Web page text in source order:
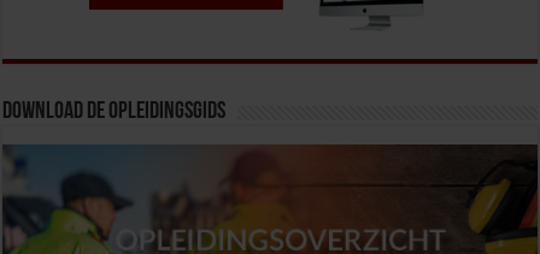
Download de opleidingsgids